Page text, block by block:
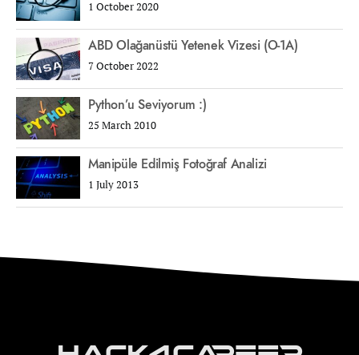
1 October 2020
ABD Olağanüstü Yetenek Vizesi (O-1A)
7 October 2022
Python’u Seviyorum :)
25 March 2010
Manipüle Edilmiş Fotoğraf Analizi
1 July 2013